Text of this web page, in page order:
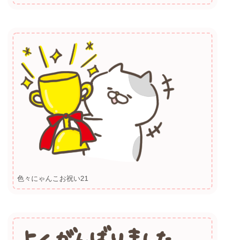
色々にゃんこお祝い21